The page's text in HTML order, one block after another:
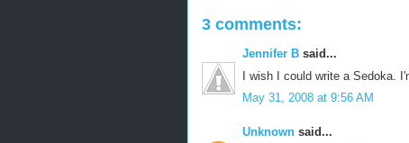
3 comments:
Jennifer B said...
I wish I could write a Sedoka.
May 31, 2008 at 9:56 AM
Unknown said...